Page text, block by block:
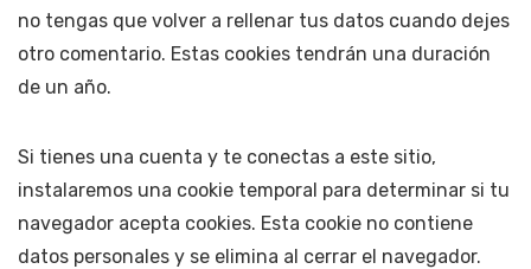
no tengas que volver a rellenar tus datos cuando dejes
otro comentario. Estas cookies tendrán una duración
de un año.
Si tienes una cuenta y te conectas a este sitio,
instalaremos una cookie temporal para determinar si tu
navegador acepta cookies. Esta cookie no contiene
datos personales y se elimina al cerrar el navegador.